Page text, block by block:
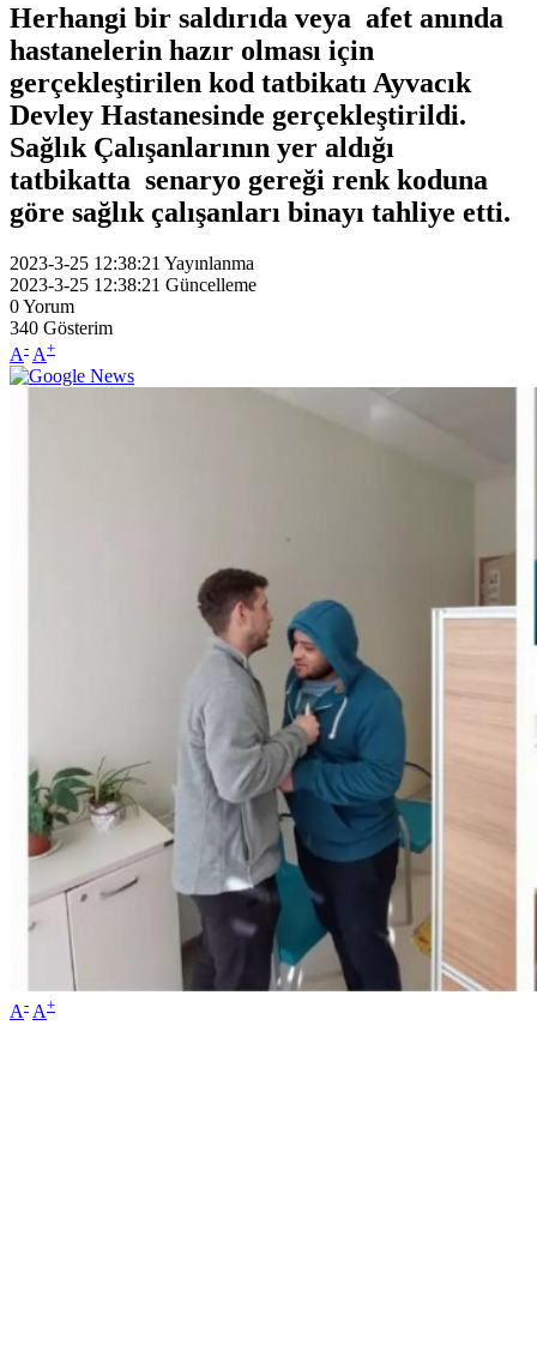
Herhangi bir saldırıda veya afet anında
hastanelerin hazır olması için
gerçekleştirilen kod tatbikatı Ayvacık
Devley Hastanesinde gerçekleştirildi.
Sağlık Çalışanlarının yer aldığı
tatbikatta senaryo gereği renk koduna
göre sağlık çalışanları binayı tahliye etti.
2023-3-25 12:38:21 Yayınlanma
2023-3-25 12:38:21 Güncelleme
0Yorum
340 Gösterim
A- A+
A- A+